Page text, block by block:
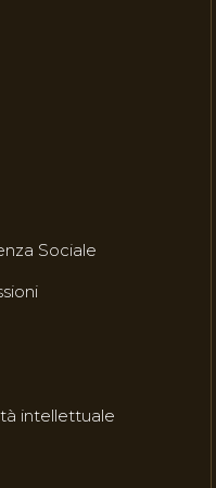
Sociale
intellettuale